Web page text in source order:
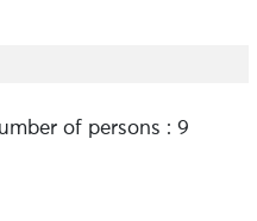
of persons : 9